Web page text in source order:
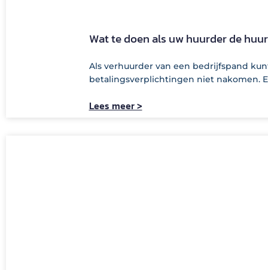
Wat te doen als uw huurder de
Als verhuurder van een bedrijfspand
betalingsverplichtingen niet nakomen.
Lees meer >